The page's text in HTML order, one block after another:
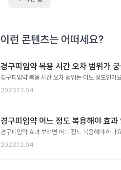
이런 콘텐츠는 어떠세요?
경구피임약 복용 시간 오차 범위가
경구피임약 복용 시간 오차 범위는 어느 정도인가
2023.12.04
경구피임약 어느 정도 복용해야 효과
경구피임약 효과 보려면 어느 정도 복용해야 하나
2023.12.04